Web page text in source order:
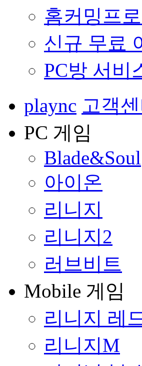
홈커밍프
신규 무료
PC방 서비
plaync 고객
PC 게임
Blade&Soul
아이온
리니지
리니지2
러브비트
Mobile 게임
리니지 레
리니지M